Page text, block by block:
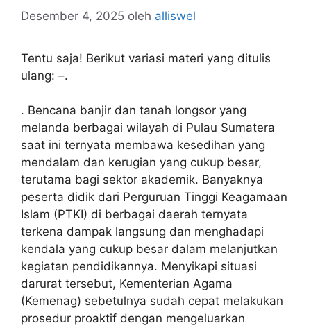
Desember 4, 2025 oleh alliswel
Tentu saja! Berikut variasi materi yang ditulis
ulang: –.
. Bencana banjir dan tanah longsor yang
melanda berbagai wilayah di Pulau Sumatera
saat ini ternyata membawa kesedihan yang
mendalam dan kerugian yang cukup besar,
terutama bagi sektor akademik. Banyaknya
peserta didik dari Perguruan Tinggi Keagamaan
Islam (PTKI) di berbagai daerah ternyata
terkena dampak langsung dan menghadapi
kendala yang cukup besar dalam melanjutkan
kegiatan pendidikannya. Menyikapi situasi
darurat tersebut, Kementerian Agama
(Kemenag) sebetulnya sudah cepat melakukan
prosedur proaktif dengan mengeluarkan